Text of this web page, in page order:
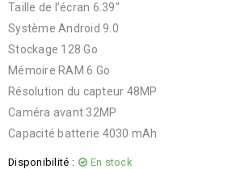
Taille de l’écran 6.39″
Système Android 9.0
Stockage 128 Go
Mémoire RAM 6 Go
Résolution du capteur 48MP
Caméra avant 32MP
Capacité batterie 4030 mAh
Disponibilité : En stock